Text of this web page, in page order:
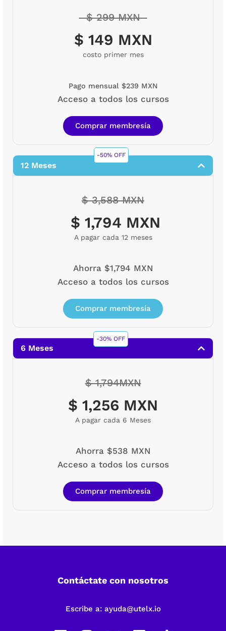
$ 299 MXN
$ 149 MXN
costo primer mes
Pago mensual $239 MXN
Acceso a todos los cursos
Comprar membresía
-50% OFF
12 Meses
$ 3,588 MXN
$ 1,794 MXN
A pagar cada 12 meses
Ahorra $1,794 MXN
Acceso a todos los cursos
Comprar membresía
-30% OFF
6 Meses
$ 1,794MXN
$ 1,256 MXN
A pagar cada 6 Meses
Ahorra $538 MXN
Acceso a todos los cursos
Comprar membresía
Contáctate con nosotros
Escribe a: ayuda@utelx.io